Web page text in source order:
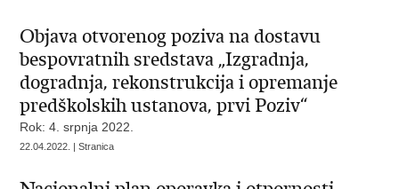
Objava otvorenog poziva na dostavu
bespovratnih sredstava „Izgradnja,
dogradnja, rekonstrukcija i opremanje
predškolskih ustanova, prvi Poziv“
Rok: 4. srpnja 2022.
22.04.2022. | Stranica